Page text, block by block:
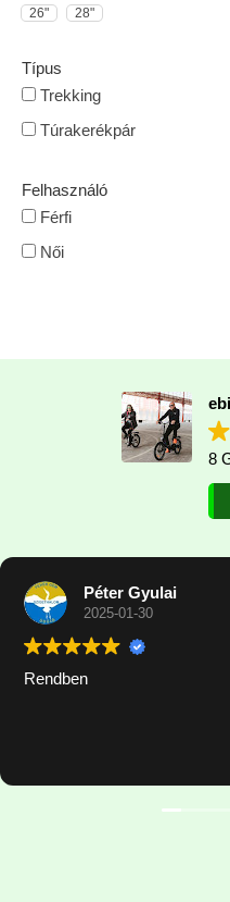
26" 28"
Típus
Trekking
Túrakerékpár
Felhasználó
Férfi
Női
8
Péter Gyulai
2025-01-30
Rendben